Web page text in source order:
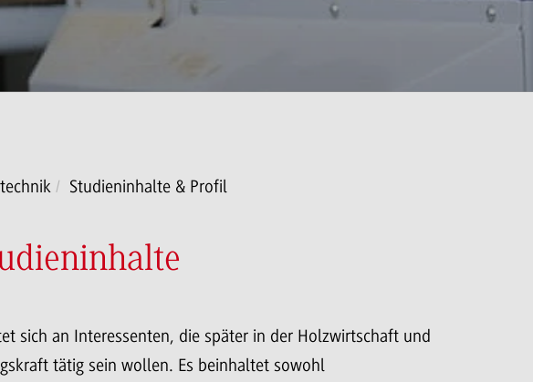
Studieninhalte & Profil
sich an Interessenten, die später in der Holzwirtschaft und
tätig sein wollen. Es beinhaltet sowohl